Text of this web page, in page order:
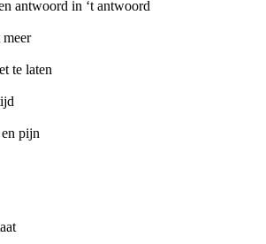
antwoord in ‘t antwoord
te laten
pijn